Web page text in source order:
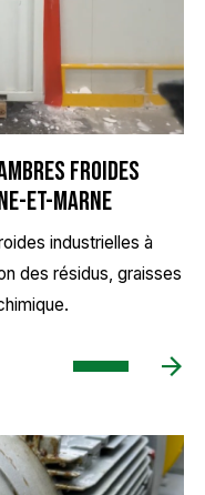
froides
et-Marne
industrielles à
des résidus, graisses